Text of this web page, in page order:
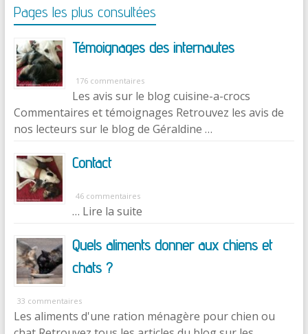
Pages les plus consultées
Témoignages des internautes
176 commentaires
Les avis sur le blog cuisine-a-crocs
Commentaires et témoignages Retrouvez les avis de
nos lecteurs sur le blog de Géraldine …
Contact
46 commentaires
… Lire la suite
Quels aliments donner aux chiens et
chats ?
33 commentaires
Les aliments d'une ration ménagère pour chien ou